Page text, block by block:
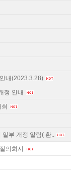
내(2023.3.28)
정 안내
일부 개정 알림( 환..
의회시